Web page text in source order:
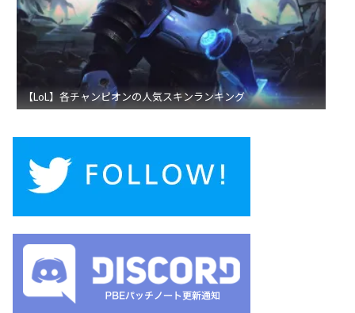
【LoL】各チャンピオンの人気スキンランキング